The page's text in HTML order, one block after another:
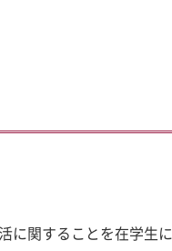
関することを在学生